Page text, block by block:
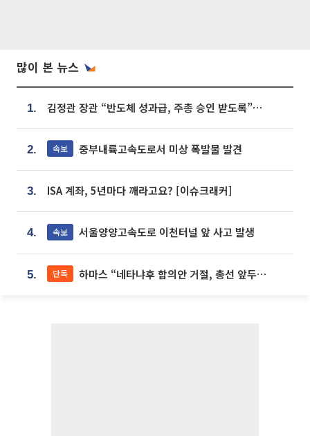
많이 본 뉴스
1. 김정관 장관 “반도체 성과급, 주총 승인 받도록”…상법·자본시장법 개정 시사
2. 속보 중부내륙고속도로서 미상 폭발물 발견
3. ISA 계좌, 5년마다 깨라고요? [이슈크래커]
4. 속보 서울양양고속도로 이천터널 앞 사고 발생
5. 단독 하마스 “네타냐후 합의안 거절, 총선 앞두고 시간 끌기”